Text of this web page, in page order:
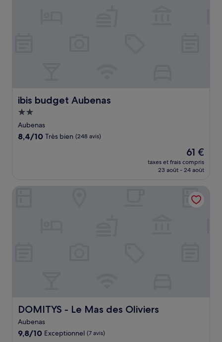
ibis budget Aubenas
ibis budget Aubenas
Hébergement
2.0 étoiles
Aubenas
8.4
8,4/10 Très bien (248 avis)
Le
nouveau
prix
de
61 €
61 €
taxes et frais compris
23 août - 24 août
DOMITYS - Le Mas des Oliviers
DOMITYS - Le Mas des Oliviers
Aubenas
9.8
9,8/10 Exceptionnel (7 avis)